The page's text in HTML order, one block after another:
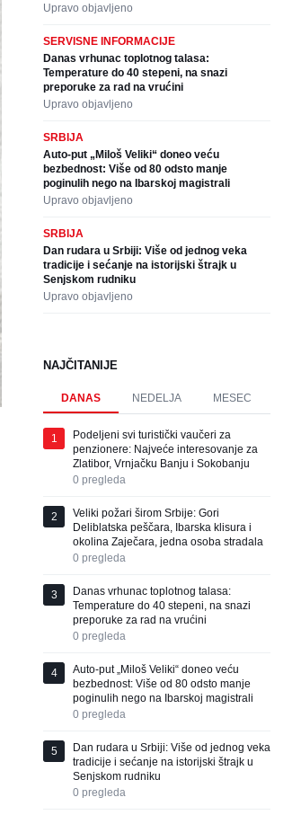
Upravo objavljeno
SERVISNE INFORMACIJE
Danas vrhunac toplotnog talasa:
Temperature do 40 stepeni, na snazi
preporuke za rad na vrućini
Upravo objavljeno
SRBIJA
Auto-put „Miloš Veliki“ doneo veću
bezbednost: Više od 80 odsto manje
poginulih nego na Ibarskoj magistrali
Upravo objavljeno
SRBIJA
Dan rudara u Srbiji: Više od jednog veka
tradicije i sećanje na istorijski štrajk u
Senjskom rudniku
Upravo objavljeno
NAJČITANIJE
DANAS NEDELJA MESEC
1
Podeljeni svi turistički vaučeri za
penzionere: Najveće interesovanje za
Zlatibor, Vrnjačku Banju i Sokobanju
0 pregleda
2
Veliki požari širom Srbije: Gori
Deliblatska peščara, Ibarska klisura i
okolina Zaječara, jedna osoba stradala
0 pregleda
3
Danas vrhunac toplotnog talasa:
Temperature do 40 stepeni, na snazi
preporuke za rad na vrućini
0 pregleda
4
Auto-put „Miloš Veliki“ doneo veću
bezbednost: Više od 80 odsto manje
poginulih nego na Ibarskoj magistrali
0 pregleda
5
Dan rudara u Srbiji: Više od jednog veka
tradicije i sećanje na istorijski štrajk u
Senjskom rudniku
0 pregleda